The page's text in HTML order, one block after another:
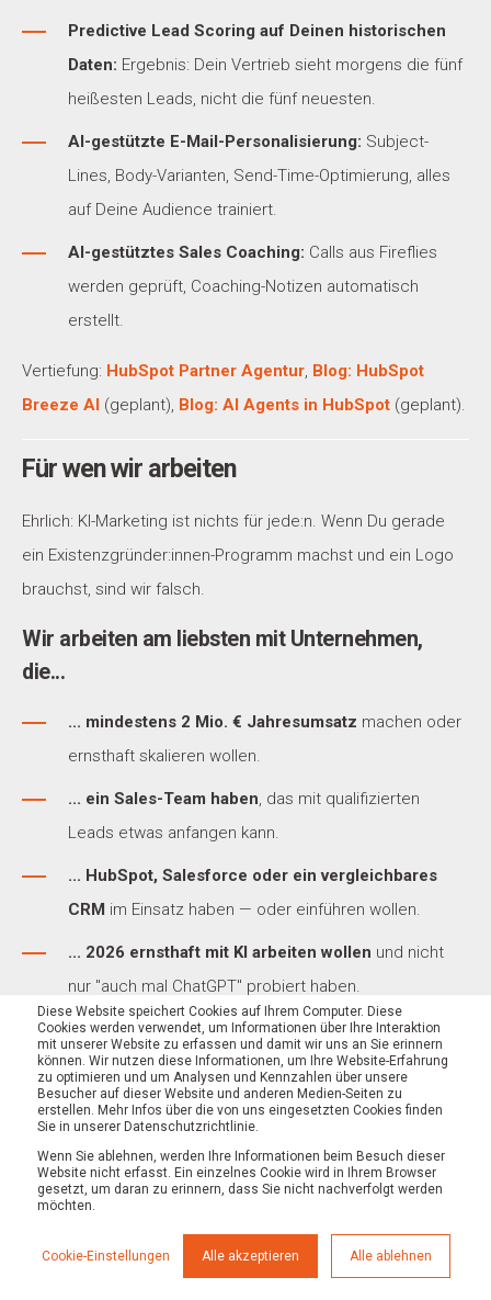
Diese Website speichert Cookies auf Ihrem Computer. Diese
Cookies werden verwendet, um Informationen über Ihre Interaktion
mit unserer Website zu erfassen und damit wir uns an Sie erinnern
können. Wir nutzen diese Informationen, um Ihre Website-Erfahrung
zu optimieren und um Analysen und Kennzahlen über unsere
Besucher auf dieser Website und anderen Medien-Seiten zu
erstellen. Mehr Infos über die von uns eingesetzten Cookies finden
Sie in unserer Datenschutzrichtlinie.
Wenn Sie ablehnen, werden Ihre Informationen beim Besuch dieser
Website nicht erfasst. Ein einzelnes Cookie wird in Ihrem Browser
gesetzt, um daran zu erinnern, dass Sie nicht nachverfolgt werden
möchten.
Cookie-Einstellungen Alle akzeptieren Alle ablehnen
Predictive Lead Scoring auf Deinen historischen
Daten: Ergebnis: Dein Vertrieb sieht morgens die fünf
heißesten Leads, nicht die fünf neuesten.
AI-gestützte E-Mail-Personalisierung: Subject-
Lines, Body-Varianten, Send-Time-Optimierung, alles
auf Deine Audience trainiert.
AI-gestütztes Sales Coaching: Calls aus Fireflies
werden geprüft, Coaching-Notizen automatisch
erstellt.
Vertiefung: HubSpot Partner Agentur, Blog: HubSpot
Breeze AI (geplant), Blog: AI Agents in HubSpot (geplant).
Für wen wir arbeiten
Ehrlich: KI-Marketing ist nichts für jede:n. Wenn Du gerade
ein Existenzgründer:innen-Programm machst und ein Logo
brauchst, sind wir falsch.
Wir arbeiten am liebsten mit Unternehmen,
die...
... mindestens 2 Mio. € Jahresumsatz machen oder
ernsthaft skalieren wollen.
... ein Sales-Team haben, das mit qualifizierten
Leads etwas anfangen kann.
... HubSpot, Salesforce oder ein vergleichbares
CRM im Einsatz haben — oder einführen wollen.
... 2026 ernsthaft mit KI arbeiten wollen und nicht
nur "auch mal ChatGPT" probiert haben.
... Wachstum als strategisches Zielverstehen —
nicht als Wunschdenken.
... bereit sind, einen Monats-Retainer-Setup auf
Branchen, in denen wir nachweislich liefern
B2B-Industrie und Sonderbau (z. B.Kunze Bühnen
Inodeq)